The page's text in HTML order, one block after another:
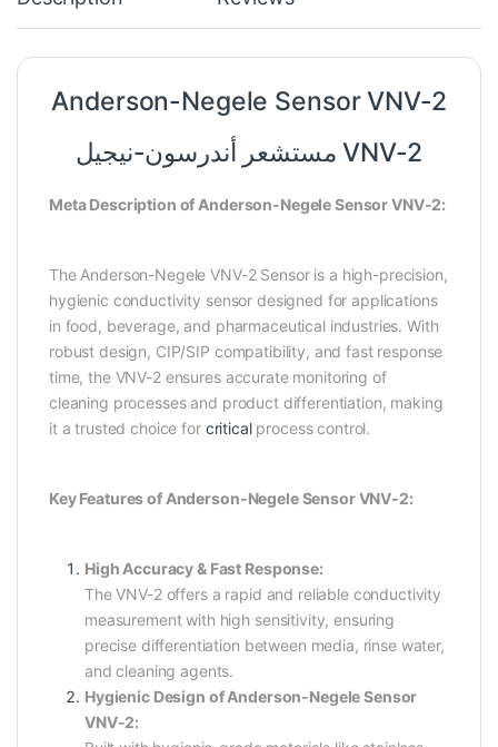
Anderson-Negele Sensor VNV-2
مستشعر أندرسون-نيجيل VNV-2
Meta Description of Anderson-Negele Sensor VNV-2:
The Anderson-Negele VNV-2 Sensor is a high-precision,
hygienic conductivity sensor designed for applications
in food, beverage, and pharmaceutical industries. With
robust design, CIP/SIP compatibility, and fast response
time, the VNV-2 ensures accurate monitoring of
cleaning processes and product differentiation, making
it a trusted choice for criticalprocess control.
Key Features of Anderson-Negele Sensor VNV-2:
High Accuracy & Fast Response:
The VNV-2 offers a rapid and reliable conductivity
measurement with high sensitivity, ensuring
precise differentiation between media, rinse water,
and cleaning agents.
Hygienic Design of Anderson-Negele Sensor
VNV-2: